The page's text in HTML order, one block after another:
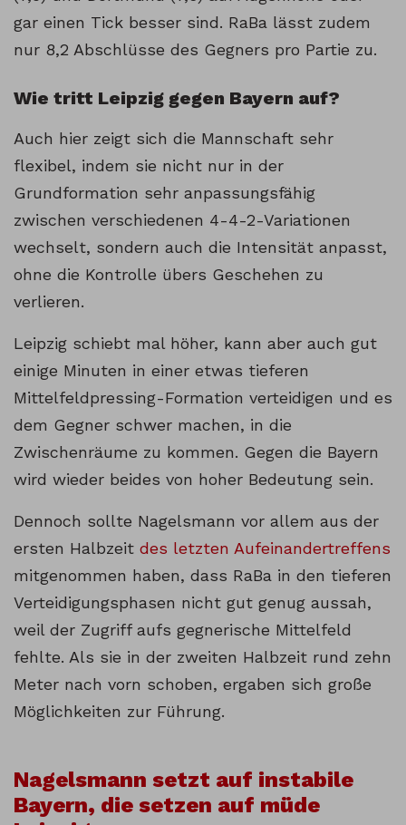
gar einen Tick besser sind. RaBa lässt zudem
nur 8,2 Abschlüsse des Gegners pro Partie zu.
Wie tritt Leipzig gegen Bayern auf?
Auch hier zeigt sich die Mannschaft sehr
flexibel, indem sie nicht nur in der
Grundformation sehr anpassungsfähig
zwischen verschiedenen 4-4-2-Variationen
wechselt, sondern auch die Intensität anpasst,
ohne die Kontrolle übers Geschehen zu
verlieren.
Leipzig schiebt mal höher, kann aber auch gut
einige Minuten in einer etwas tieferen
Mittelfeldpressing-Formation verteidigen und es
dem Gegner schwer machen, in die
Zwischenräume zu kommen. Gegen die Bayern
wird wieder beides von hoher Bedeutung sein.
Dennoch sollte Nagelsmann vor allem aus der
ersten Halbzeit des letzten Aufeinandertreffens
mitgenommen haben, dass RaBa in den tieferen
Verteidigungsphasen nicht gut genug aussah,
weil der Zugriff aufs gegnerische Mittelfeld
fehlte. Als sie in der zweiten Halbzeit rund zehn
Meter nach vorn schoben, ergaben sich große
Möglichkeiten zur Führung.
Nagelsmann setzt auf instabile
Bayern, die setzen auf müde